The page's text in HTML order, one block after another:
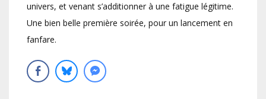
univers, et venant s’additionner à une fatigue légitime.
Une bien belle première soirée, pour un lancement en
fanfare.